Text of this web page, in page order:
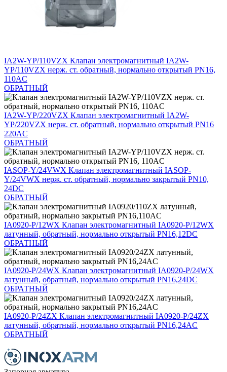
IA2W-YP/110VZX Клапан электромагнитный IA2W-
YP/110VZX нерж. ст. обратный, нормально открытый PN16,
110AC
ОБРАТНЫЙ
IA2W-YP/220VZX Клапан электромагнитный IA2W-
YP/220VZX нерж. ст. обратный, нормально открытый PN16
220AC
ОБРАТНЫЙ
IASOP-Y/24VWX Клапан электромагнитный IASOP-
Y/24VWX нерж. ст. обратный, нормально закрытый PN10,
24DC
ОБРАТНЫЙ
IA0920-P/12WX Клапан электромагнитный IA0920-P/12WX
латунный, обратный, нормально открытый PN16,12DC
ОБРАТНЫЙ
IA0920-P/24WX Клапан электромагнитный IA0920-P/24WX
латунный, обратный, нормально открытый PN16,24DC
ОБРАТНЫЙ
IA0920-P/24ZX Клапан электромагнитный IA0920-P/24ZX
латунный, обратный, нормально открытый PN16,24AC
ОБРАТНЫЙ